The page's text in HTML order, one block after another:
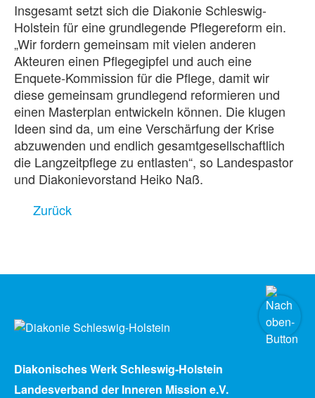
Insgesamt setzt sich die Diakonie Schleswig-
Holstein für eine grundlegende Pflegereform ein.
„Wir fordern gemeinsam mit vielen anderen
Akteuren einen Pflegegipfel und auch eine
Enquete-Kommission für die Pflege, damit wir
diese gemeinsam grundlegend reformieren und
einen Masterplan entwickeln können. Die klugen
Ideen sind da, um eine Verschärfung der Krise
abzuwenden und endlich gesamtgesellschaftlich
die Langzeitpflege zu entlasten“, so Landespastor
und Diakonievorstand Heiko Naß.
Zurück
Diakonisches Werk Schleswig-Holstein
Landesverband der Inneren Mission e.V.